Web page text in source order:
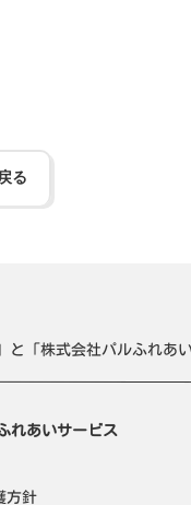
る
「株式会社パルふれあ
れあいサービス
方針